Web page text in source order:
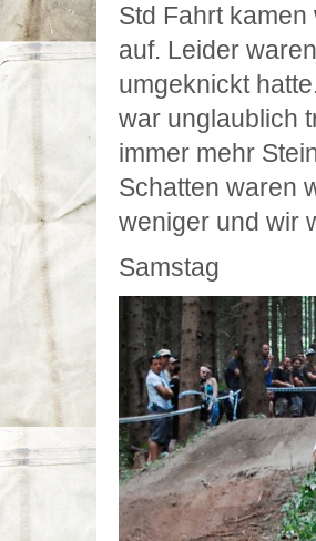
Std Fahrt
auf. Leider
umgeknickt
war unglaublich
immer mehr
Schatten waren
weniger und wir
Samstag